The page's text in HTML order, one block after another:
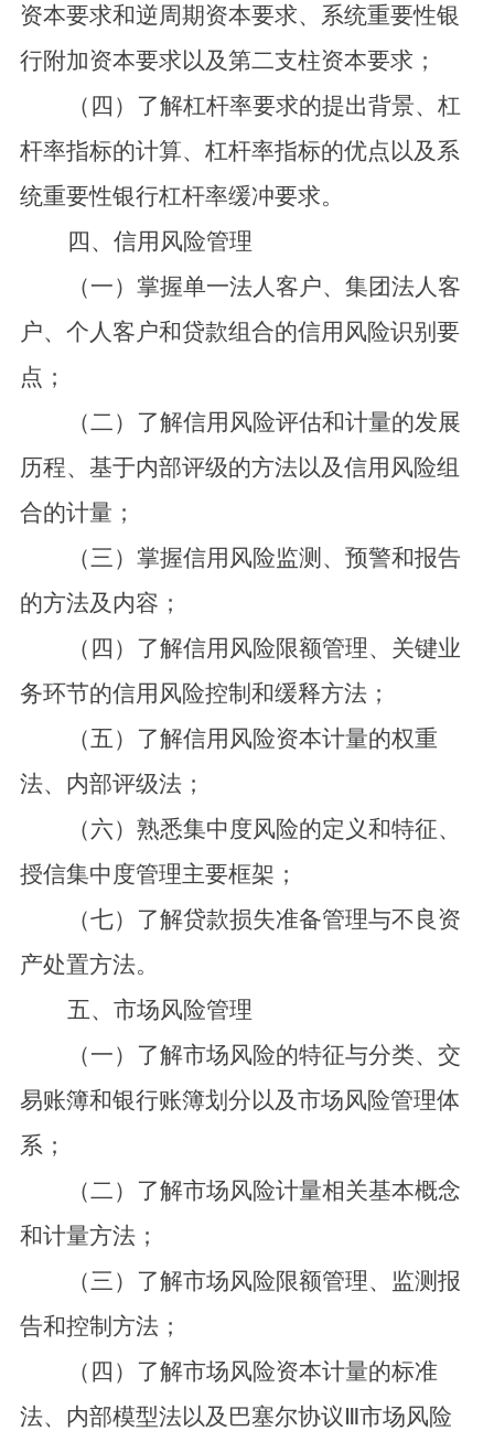
资本要求和逆周期资本要求、系统重要性银
行附加资本要求以及第二支柱资本要求；
（四）了解杠杆率要求的提出背景、杠
杆率指标的计算、杠杆率指标的优点以及系
统重要性银行杠杆率缓冲要求。
四、信用风险管理
（一）掌握单一法人客户、集团法人客
户、个人客户和贷款组合的信用风险识别要
点；
（二）了解信用风险评估和计量的发展
历程、基于内部评级的方法以及信用风险组
合的计量；
（三）掌握信用风险监测、预警和报告
的方法及内容；
（四）了解信用风险限额管理、关键业
务环节的信用风险控制和缓释方法；
（五）了解信用风险资本计量的权重
法、内部评级法；
（六）熟悉集中度风险的定义和特征、
授信集中度管理主要框架；
（七）了解贷款损失准备管理与不良资
产处置方法。
五、市场风险管理
（一）了解市场风险的特征与分类、交
易账簿和银行账簿划分以及市场风险管理体
系；
（二）了解市场风险计量相关基本概念
和计量方法；
（三）了解市场风险限额管理、监测报
告和控制方法；
（四）了解市场风险资本计量的标准
法、内部模型法以及巴塞尔协议Ⅲ市场风险